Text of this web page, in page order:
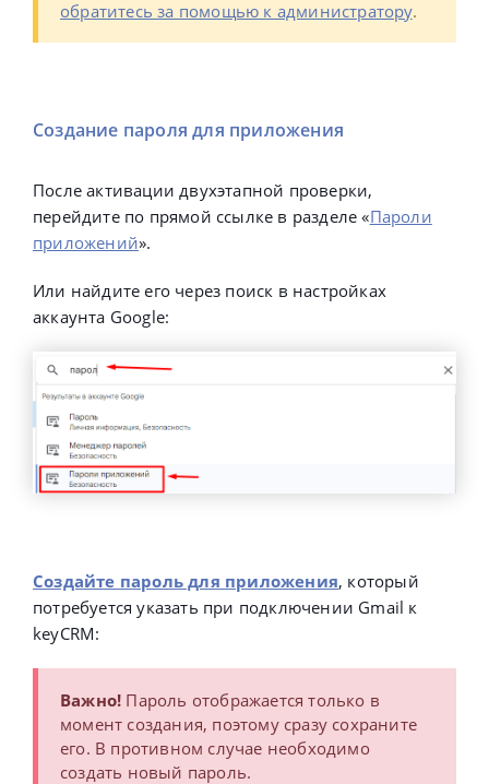
обратитесь за помощью к администратору.
Создание пароля для приложения
После активации двухэтапной проверки,
перейдите по прямой ссылке в разделе «Пароли
приложений».
Или найдите его через поиск в настройках
аккаунта Google:
Создайте пароль для приложения, который
потребуется указать при подключении Gmail к
keyCRM:
Важно! Пароль отображается только в
момент создания, поэтому сразу сохраните
его. В противном случае необходимо
создать новый пароль.